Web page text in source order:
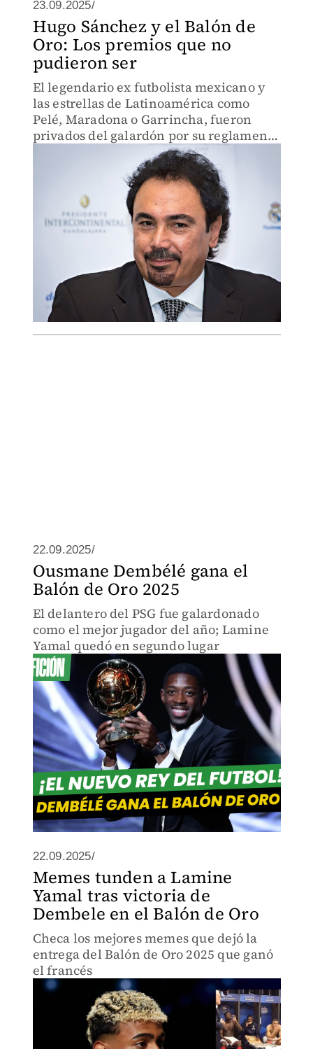
23.09.2025/
Hugo Sánchez y el Balón de
Oro: Los premios que no
pudieron ser
El legendario ex futbolista mexicano y
las estrellas de Latinoamérica como
Pelé, Maradona o Garrincha, fueron
privados del galardón por su reglamento
de origen; hasta 1995 solo eran
considerados europeos
22.09.2025/
Ousmane Dembélé gana el
Balón de Oro 2025
El delantero del PSG fue galardonado
como el mejor jugador del año; Lamine
Yamal quedó en segundo lugar
22.09.2025/
Memes tunden a Lamine
Yamal tras victoria de
Dembele en el Balón de Oro
Checa los mejores memes que dejó la
entrega del Balón de Oro 2025 que ganó
el francés